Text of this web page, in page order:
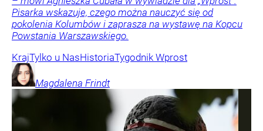
Pisarka wskazuje, czego można nauczyć się od
pokolenia Kolumbów i zaprasza na wystawę na Kopcu
Powstania Warszawskiego.
KrajTylko u NasHistoriaTygodnik Wprost
Magdalena Frindt